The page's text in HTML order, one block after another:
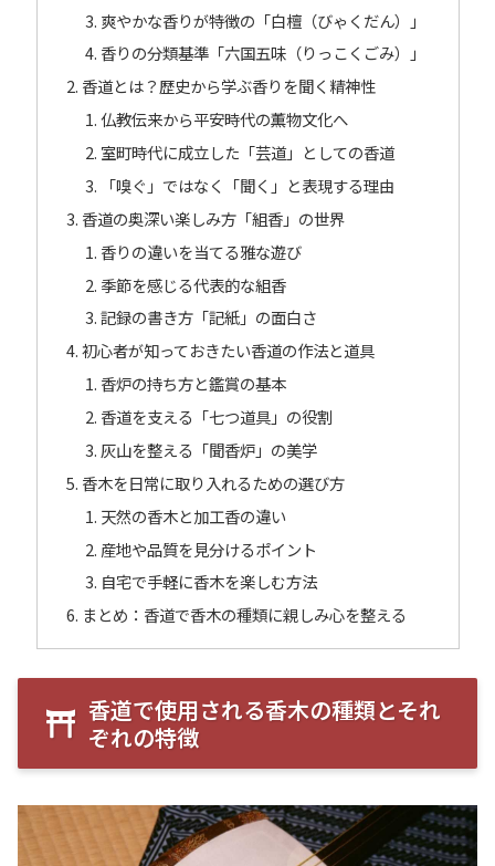
爽やかな香りが特徴の「白檀（びゃくだん）」
香りの分類基準「六国五味（りっこくごみ）」
香道とは？歴史から学ぶ香りを聞く精神性
仏教伝来から平安時代の薫物文化へ
室町時代に成立した「芸道」としての香道
「嗅ぐ」ではなく「聞く」と表現する理由
香道の奥深い楽しみ方「組香」の世界
香りの違いを当てる雅な遊び
季節を感じる代表的な組香
記録の書き方「記紙」の面白さ
初心者が知っておきたい香道の作法と道具
香炉の持ち方と鑑賞の基本
香道を支える「七つ道具」の役割
灰山を整える「聞香炉」の美学
香木を日常に取り入れるための選び方
天然の香木と加工香の違い
産地や品質を見分けるポイント
自宅で手軽に香木を楽しむ方法
まとめ：香道で香木の種類に親しみ心を整える
香道で使用される香木の種類とそれ
ぞれの特徴